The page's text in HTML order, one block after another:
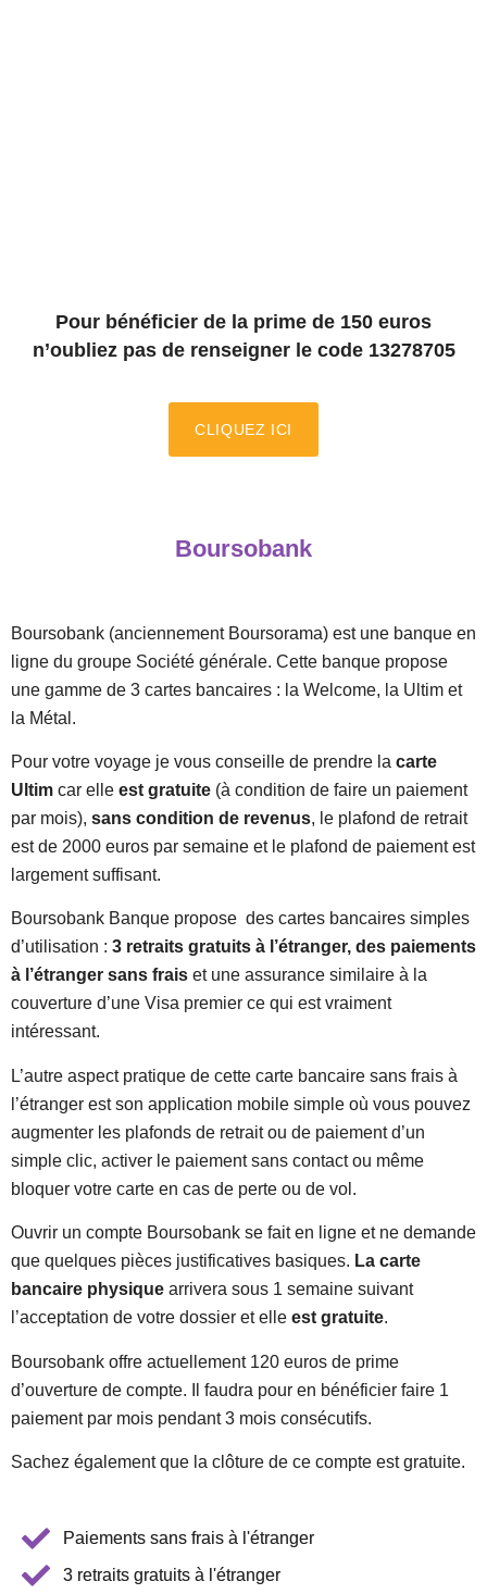
Pour bénéficier de la prime de 150 euros
n’oubliez pas de renseigner le code 13278705
CLIQUEZ ICI
Boursobank
Boursobank (anciennement Boursorama) est une banque en
ligne du groupe Société générale. Cette banque propose
une gamme de 3 cartes bancaires : la Welcome, la Ultim et
la Métal.
Pour votre voyage je vous conseille de prendre la carte
Ultim car elle est gratuite (à condition de faire un paiement
par mois), sans condition de revenus, le plafond de retrait
est de 2000 euros par semaine et le plafond de paiement est
largement suffisant.
Boursobank Banque propose des cartes bancaires simples
d’utilisation : 3 retraits gratuits à l’étranger, des paiements
à l’étranger sans frais et une assurance similaire à la
couverture d’une Visa premier ce qui est vraiment
intéressant.
L’autre aspect pratique de cette carte bancaire sans frais à
l’étranger est son application mobile simple où vous pouvez
augmenter les plafonds de retrait ou de paiement d’un
simple clic, activer le paiement sans contact ou même
bloquer votre carte en cas de perte ou de vol.
Ouvrir un compte Boursobank se fait en ligne et ne demande
que quelques pièces justificatives basiques. La carte
bancaire physique arrivera sous 1 semaine suivant
l’acceptation de votre dossier et elle est gratuite.
Boursobank offre actuellement 120 euros de prime
d’ouverture de compte. Il faudra pour en bénéficier faire 1
paiement par mois pendant 3 mois consécutifs.
Sachez également que la clôture de ce compte est gratuite.
Paiements sans frais à l'étranger
3 retraits gratuits à l'étranger